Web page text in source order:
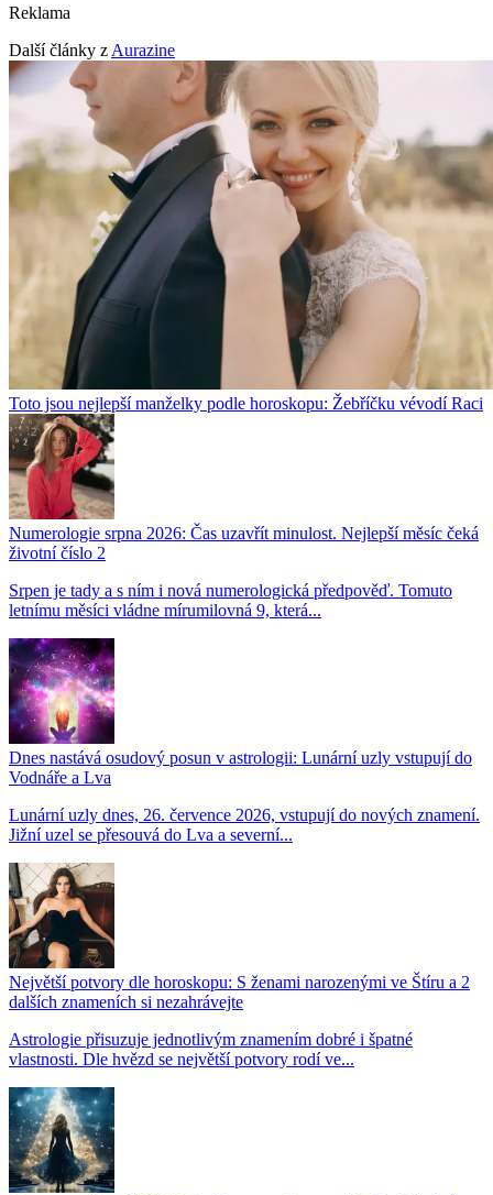
Reklama
Další články z Aurazine
Toto jsou nejlepší manželky podle horoskopu: Žebříčku vévodí Raci
Numerologie srpna 2026: Čas uzavřít minulost. Nejlepší měsíc čeká
životní číslo 2
Srpen je tady a s ním i nová numerologická předpověď. Tomuto
letnímu měsíci vládne mírumilovná 9, která...
Dnes nastává osudový posun v astrologii: Lunární uzly vstupují do
Vodnáře a Lva
Lunární uzly dnes, 26. července 2026, vstupují do nových znamení.
Jižní uzel se přesouvá do Lva a severní...
Největší potvory dle horoskopu: S ženami narozenými ve Štíru a 2
dalších znameních si nezahrávejte
Astrologie přisuzuje jednotlivým znamením dobré i špatné
vlastnosti. Dle hvězd se největší potvory rodí ve...